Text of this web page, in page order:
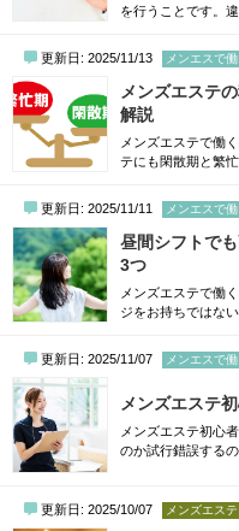
を行うことです。
険性のある仕事で
で働くことを検討
ついて気になる方
仕事内容や安全な
更新日: 2025/11/13 メンエスで働
メンズエステ
解説
メンズエステで働
テにも閑散期と繁
ん。繁忙期をしっ
て働き方を調整す
ることもありませ
閑散期・繁忙期を
更新日: 2025/11/11 メンエスで働
昼間シフトで
3つ
メンズエステで働
ジをお持ちではな
ながら昼間の空い
ます。ただし、昼
高収入を叶えるメ
更新日: 2025/11/07 メンエスで働
メンズエステ
メンズエステ初心
のか試行錯誤する
ん。そこでこの記
更新日: 2025/10/07 メンズエス